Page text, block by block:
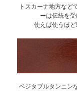
トスカーナ地方など
ーは伝統を
使えば使うほ
ベジタブルタンニン